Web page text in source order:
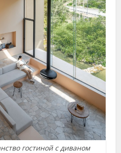
гостиной с диваном